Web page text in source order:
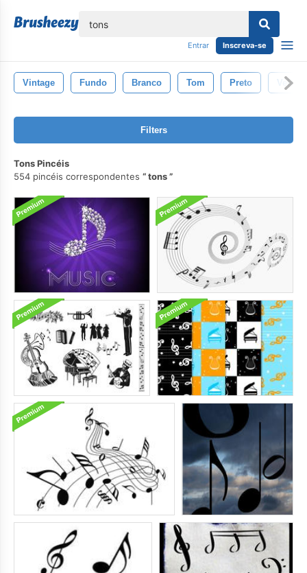
Entrar Inscreva-se
Vintage Fundo Branco Tom Preto Velho
Filters
Tons Pincéis
554 pincéis correspondentes
tons